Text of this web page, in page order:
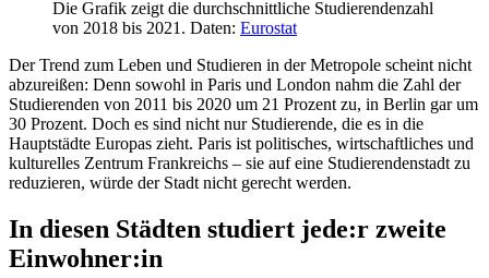
Die Grafik zeigt die durchschnittliche Studierendenzahl
von 2018 bis 2021. Daten: Eurostat
Der Trend zum Leben und Studieren in der Metropole scheint nicht
abzureißen: Denn sowohl in Paris und London nahm die Zahl der
Studierenden von 2011 bis 2020 um 21 Prozent zu, in Berlin gar um
30 Prozent. Doch es sind nicht nur Studierende, die es in die
Hauptstädte Europas zieht. Paris ist politisches, wirtschaftliches und
kulturelles Zentrum Frankreichs – sie auf eine Studierendenstadt zu
reduzieren, würde der Stadt nicht gerecht werden.
In diesen Städten studiert jede:r zweite
Einwohner:in